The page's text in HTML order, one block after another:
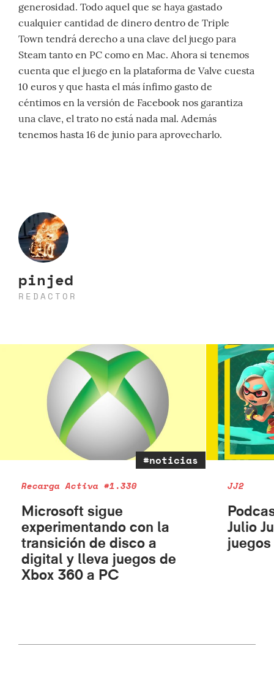
generosidad. Todo aquel que se haya gastado
cualquier cantidad de dinero dentro de Triple
Town tendrá derecho a una clave del juego para
Steam tanto en PC como en Mac. Ahora si tenemos
cuenta que el juego en la plataforma de Valve cuesta
10 euros y que hasta el más ínfimo gasto de
céntimos en la versión de Facebook nos garantiza
una clave, el trato no está nada mal. Además
tenemos hasta 16 de junio para aprovecharlo.
pinjed
REDACTOR
#noticias
Recarga Activa #1.330
Microsoft sigue
experimentando con la
transición de disco a
digital y lleva juegos de
Xbox 360 a PC
JJ2
Julio